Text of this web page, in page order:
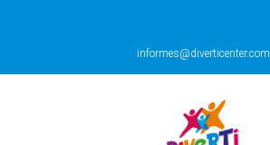
informes@diverticenter.com